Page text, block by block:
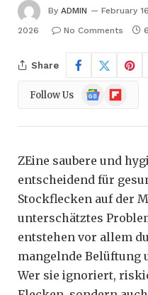
By ADMIN February
2026
No Comments
Share
Follow Us
Google
News
Flipboard
ZEine saubere und
entscheidend für
Stockflecken auf der
unterschätztes
entstehen vor allem
mangelnde Belüftung
Wer sie ignoriert,